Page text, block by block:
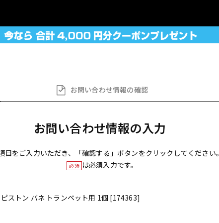
お問い合わせ情報の確認
お問い合わせ情報の入力
目をご入力いただき、「確認する」ボタンをクリックしてください。
必須 は必須入力です。
ストン バネ トランペット用 1個 [174363]